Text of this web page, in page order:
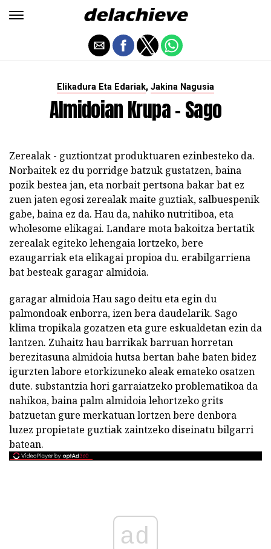
Elikadura Eta Edariak, Jakina Nagusia
Almidoian Krupa - Sago
Zerealak - guztiontzat produktuaren ezinbesteko da.
Norbaitek ez du porridge batzuk gustatzen, baina
pozik bestea jan, eta norbait pertsona bakar bat ez
zuen jaten egosi zerealak maite guztiak, salbuespenik
gabe, baina ez da. Hau da, nahiko nutritiboa, eta
wholesome elikagai. Landare mota bakoitza bertatik
zerealak egiteko lehengaia lortzeko, bere
ezaugarriak eta elikagai propioa du. erabilgarriena
bat besteak garagar almidoia.
garagar almidoia Hau sago deitu eta egin du
palmondoak enborra, izen bera daudelarik. Sago
klima tropikala gozatzen eta gure eskualdetan ezin da
lantzen. Zuhaitz hau barrikak barruan horretan
berezitasuna almidoia hutsa bertan bahe baten bidez
igurzten labore etorkizuneko aleak emateko osatzen
dute. substantzia hori garraiatzeko problematikoa da
nahikoa, baina palm almidoia lehortzeko grits
batzuetan gure merkatuan lortzen bere denbora
luzez propietate guztiak zaintzeko diseinatu bilgarri
batean.
ad